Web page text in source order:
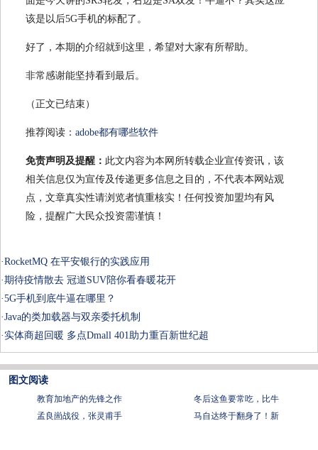
该是以后5G手机的标配了。
好了，本期的介绍就到这里，希望对大家有所帮助。
非常感谢能坚持看到最后。
（正文已结束）
推荐阅读： adobe都有哪些软件
免责声明及提醒： 此文内容为本网所转载企业宣传资讯，该
相关信息仅为宣传及传递更多信息之目的，不代表本网站观
点，文章真实性请浏览者慎重核实！任何投资加盟均有风
险，提醒广大民众投资需谨慎！
·RocketMQ 在平安银行的实践应用
·期待疫情散去 冠道SUV陪你看春暖花开
·5G手机到底牛逼在哪里？
·Java的类加载器与双亲委托机制
·实体商超回暖 多点Dmall 401助力重百新世纪超
图文阅读
教育加地产的先锋之作
冬后这鱼要常吃，比牛
孟良崮战役，张灵甫手
马自达终于翻身了！新